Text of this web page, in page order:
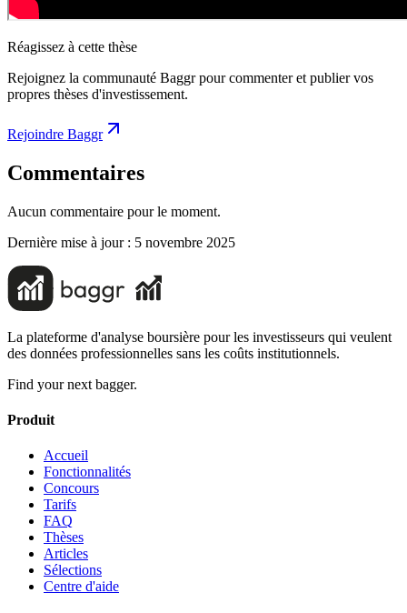
Réagissez à cette thèse
Rejoignez la communauté Baggr pour commenter et publier vos
propres thèses d'investissement.
Rejoindre Baggr
Commentaires
Aucun commentaire pour le moment.
Dernière mise à jour : 5 novembre 2025
La plateforme d'analyse boursière pour les investisseurs qui veulent
des données professionnelles sans les coûts institutionnels.
Find your next bagger.
Produit
Accueil
Fonctionnalités
Concours
Tarifs
FAQ
Thèses
Articles
Sélections
Centre d'aide